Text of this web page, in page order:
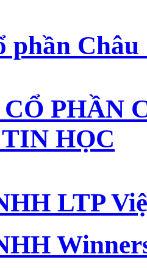
phần Châu
PHẦN
HỌC
LTP